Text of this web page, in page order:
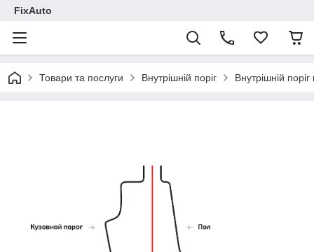
FixAuto
Товари та послуги Внутрішній поріг Внутрішній